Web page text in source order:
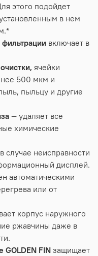
этого подойдет
в нем
фильтрации включает в
ячейки
500 мкм и
пыльцу и другие
— удаляет все
химические
в случае неисправности
дисплей.
автоматическими
или от
корпус наружного
ржавчины даже в
GOLDEN FINзащищает